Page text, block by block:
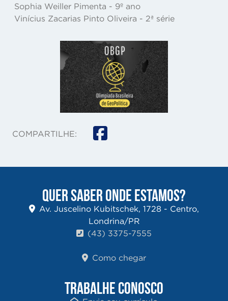
Sophia Weiller Pimenta - 9º ano
Vinícius Zacarias Pinto Oliveira - 2ª série
COMPARTILHE:
QUER SABER ONDE ESTAMOS?
Av. Juscelino Kubitschek, 1728 - Centro,
Londrina/PR
(43) 3375-7555
Como chegar
TRABALHE CONOSCO